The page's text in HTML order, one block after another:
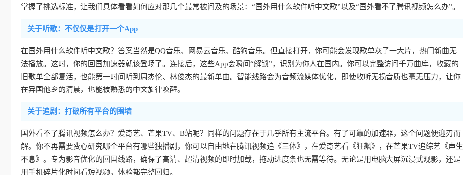
掌握了挑选标准，让我们具体看看如何应对那几个最常被问及的场景：“国外用什么软件听中文歌”以及“国外看不了腾讯视频怎么办”。
关于听歌：不仅仅是打开一个App
在国外用什么软件听中文歌？答案当然是QQ音乐、网易云音乐、酷狗音乐。但直接打开，你可能会发现歌单灰了一大片，热门新曲无
法播放。这时，你的回国加速器就该登场了。连接后，这些App会瞬间“解锁”，识别为你人在国内。你可以完整访问千万曲库，收藏的
旧歌单全部复活，也能第一时间听到周杰伦、林俊杰的最新单曲。智能线路会为音频流媒体优化，即使收听无损音质也毫无压力，让你
在异国他乡的清晨，也能被熟悉的中文旋律唤醒。
关于追剧：打破所有平台的围墙
国外看不了腾讯视频怎么办？爱奇艺、芒果TV、B站呢？同样的问题存在于几乎所有主流平台。有了可靠的加速器，这个问题便迎刃而
解。你不再需要费心研究哪个平台有哪些独播剧，你可以自由地在腾讯视频追《三体》，在爱奇艺看《狂飙》，在芒果TV追综艺《声生
不息》。专为影音优化的回国线路，确保了高清、超清视频的即时加载，拖动进度条也无需等待。无论是用电脑大屏沉浸式观影，还是
用手机碎片化时间看短视频，体验都完整回归。